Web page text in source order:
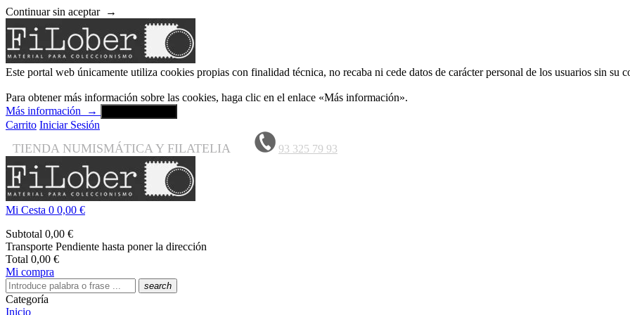
Continuar sin aceptar →
Este portal web únicamente utiliza cookies propias con finalidad técnica, no recaba ni cede datos de carácter personal de los usuarios sin su
Para obtener más información sobre las cookies, haga clic en el enlace «Más información».
Más información
→
Carrito Iniciar Sesión
TIENDA NUMISMÁTICA Y FILATELIA 93 325 79 93
Mi Cesta 0 0,00 €
Subtotal 0,00 €
Transporte Pendiente hasta poner la dirección
Total 0,00 €
Mi compra
search
Categoría
Inicio